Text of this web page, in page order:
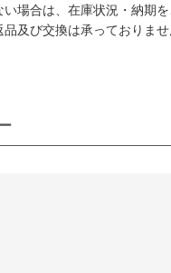
い場合は、在庫状況・納期
品及び交換は承っておりま